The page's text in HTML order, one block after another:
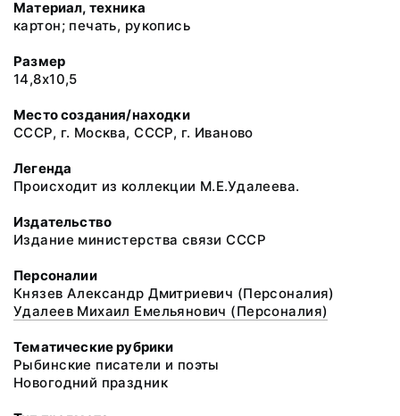
Материал, техника
картон; печать, рукопись
Размер
14,8х10,5
Место создания/находки
СССР, г. Москва, СССР, г. Иваново
Легенда
Происходит из коллекции М.Е.Удалеева.
Издательство
Издание министерства связи СССР
Персоналии
Князев Александр Дмитриевич (Персоналия)
Удалеев Михаил Емельянович (Персоналия)
Тематические рубрики
Рыбинские писатели и поэты
Новогодний праздник